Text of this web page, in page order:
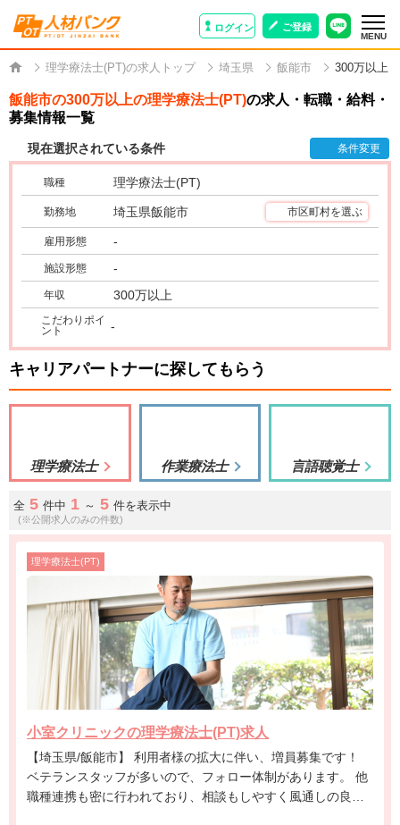
ログイン ご登録
MENU
理学療法士(PT)の求人トップ 埼玉県 飯能市 300万以上
飯能市の300万以上の理学療法士(PT)の求人・転職・給料・
募集情報一覧
現在選択されている条件 条件変更
職種 理学療法士(PT)
勤務地 埼玉県飯能市 市区町村を選ぶ
雇用形態 -
施設形態 -
年収 300万以上
こだわりポイ
ント
-
キャリアパートナーに探してもらう
理学療法士 作業療法士 言語聴覚士
全 5 件中 1 ～ 5 件を表示中
(※公開求人のみの件数)
理学療法士(PT)
小室クリニックの理学療法士(PT)求人
【埼玉県/飯能市】 利用者様の拡大に伴い、増員募集です！
ベテランスタッフが多いので、フォロー体制があります。 他
職種連携も密に行われており、相談もしやすく風通しの良い